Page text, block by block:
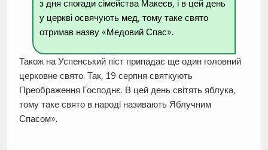
з дня спогади сімейства Макеєв, і в цей день
у церкві освячують мед, тому таке свято
отримав назву «Медовий Спас».
Також на Успенський піст припадає ще один головний
церковне свято. Так, 19 серпня святкують
Преображення Господнє. В цей день світять яблука,
тому таке свято в народі називають Яблучним
Спасом».